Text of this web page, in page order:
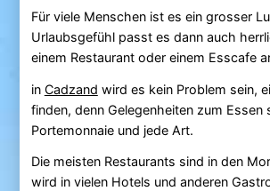
Für viele Menschen ist es ein grosser
Urlaubsgefühl passt es dann auch
einem Restaurant oder einem Esscafe
in Cadzand wird es kein Problem sein,
finden, denn Gelegenheiten zum
Portemonnaie und jede Art.
Die meisten Restaurants sind in den
wird in vielen Hotels und anderen